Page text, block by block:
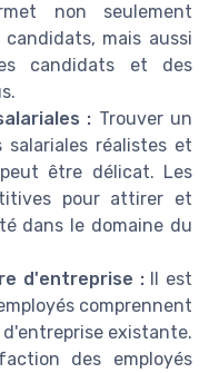
non seulement
mais aussi
candidats et des
: Trouver un
réalistes et
être délicat. Les
pour attirer et
dans le domaine du
d'entreprise :Il est
comprennent
existante.
des employés